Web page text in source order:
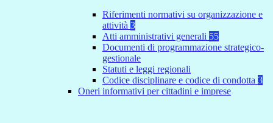
Riferimenti normativi su organizzazione e
attività 3
Atti amministrativi generali 55
Documenti di programmazione strategico-
gestionale
Statuti e leggi regionali
Codice disciplinare e codice di condotta 3
Oneri informativi per cittadini e imprese